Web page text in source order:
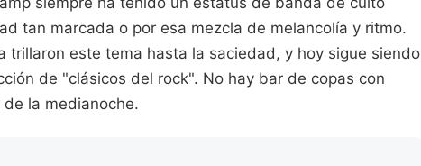
tan marcada o por esa mezcla de melancolía y ritmo.
trillaron este tema hasta la saciedad, y hoy sigue siendo
de "clásicos del rock". No hay bar de copas con
la medianoche.